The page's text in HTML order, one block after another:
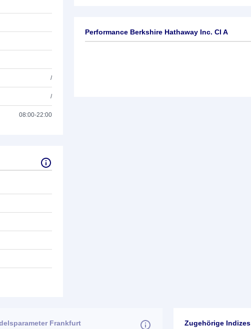
/
/
08:00-22:00
Performance Berkshire Hathaway Inc. Cl A
Frankfurt Zugehörige Indizes